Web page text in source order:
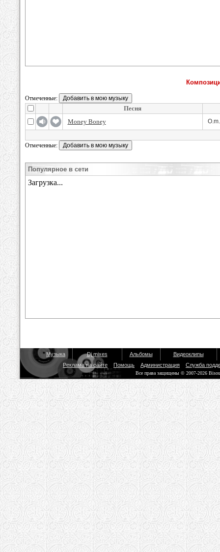
Отмеченные:
Песня
Money Boney
Отмеченные:
Популярное в сети
Музыка Dj mixes Альбомы
Видеоклипы
Реклама на сайте
Помощь Администрация Служба
Все права защищены © 2007-2026